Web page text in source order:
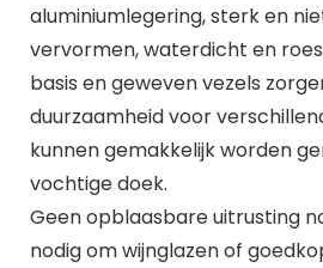
aluminiumlegering, sterk en
vervormen, waterdicht en
basis en geweven vezels
duurzaamheid voor
kunnen gemakkelijk worden
vochtige doek.
Geen opblaasbare uitrusting
nodig om wijnglazen of